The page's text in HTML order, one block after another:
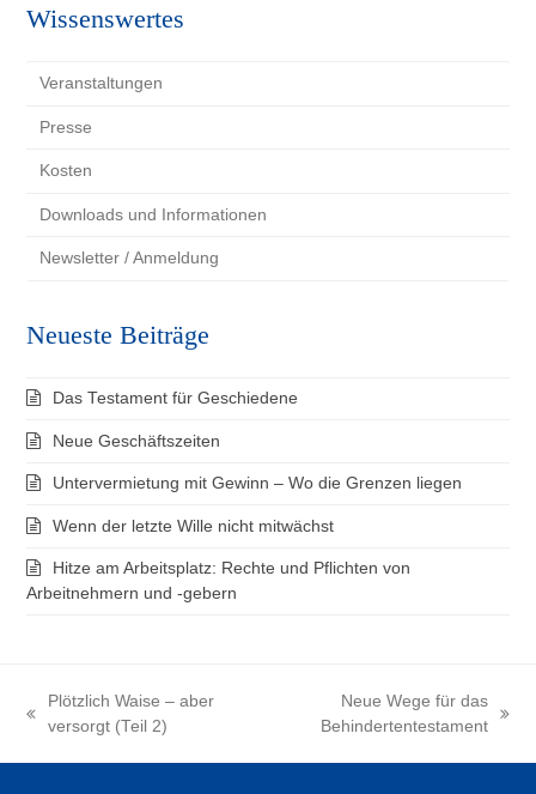
Wissenswertes
Veranstaltungen
Presse
Kosten
Downloads und Informationen
Newsletter / Anmeldung
Neueste Beiträge
Das Testament für Geschiedene
Neue Geschäftszeiten
Untervermietung mit Gewinn – Wo die Grenzen liegen
Wenn der letzte Wille nicht mitwächst
Hitze am Arbeitsplatz: Rechte und Pflichten von
Arbeitnehmern und -gebern
vorheriger
Plötzlich Waise – aber
versorgt (Teil 2)
Nächster
Neue Wege für das
Behindertentestament